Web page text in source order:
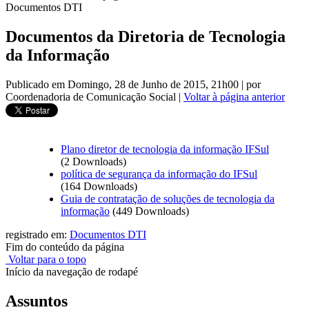
Documentos DTI
Documentos da Diretoria de Tecnologia
da Informação
Publicado em Domingo, 28 de Junho de 2015, 21h00 | por
Coordenadoria de Comunicação Social | Voltar à página anterior
Plano diretor de tecnologia da informação IFSul
(2 Downloads)
política de segurança da informação do IFSul
(164 Downloads)
Guia de contratação de soluções de tecnologia da
informação (449 Downloads)
registrado em: Documentos DTI
Fim do conteúdo da página
Voltar para o topo
Início da navegação de rodapé
Assuntos